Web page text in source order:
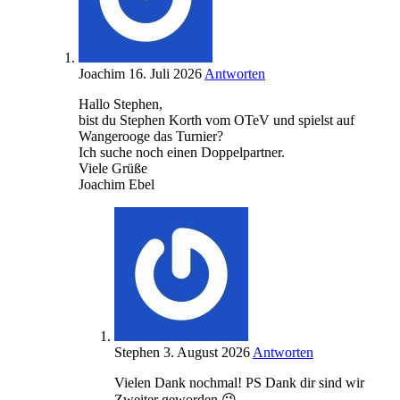
Joachim 16. Juli 2026 Antworten
Hallo Stephen,
bist du Stephen Korth vom OTeV und spielst auf
Wangerooge das Turnier?
Ich suche noch einen Doppelpartner.
Viele Grüße
Joachim Ebel
Stephen 3. August 2026 Antworten
Vielen Dank nochmal! PS Dank dir sind wir